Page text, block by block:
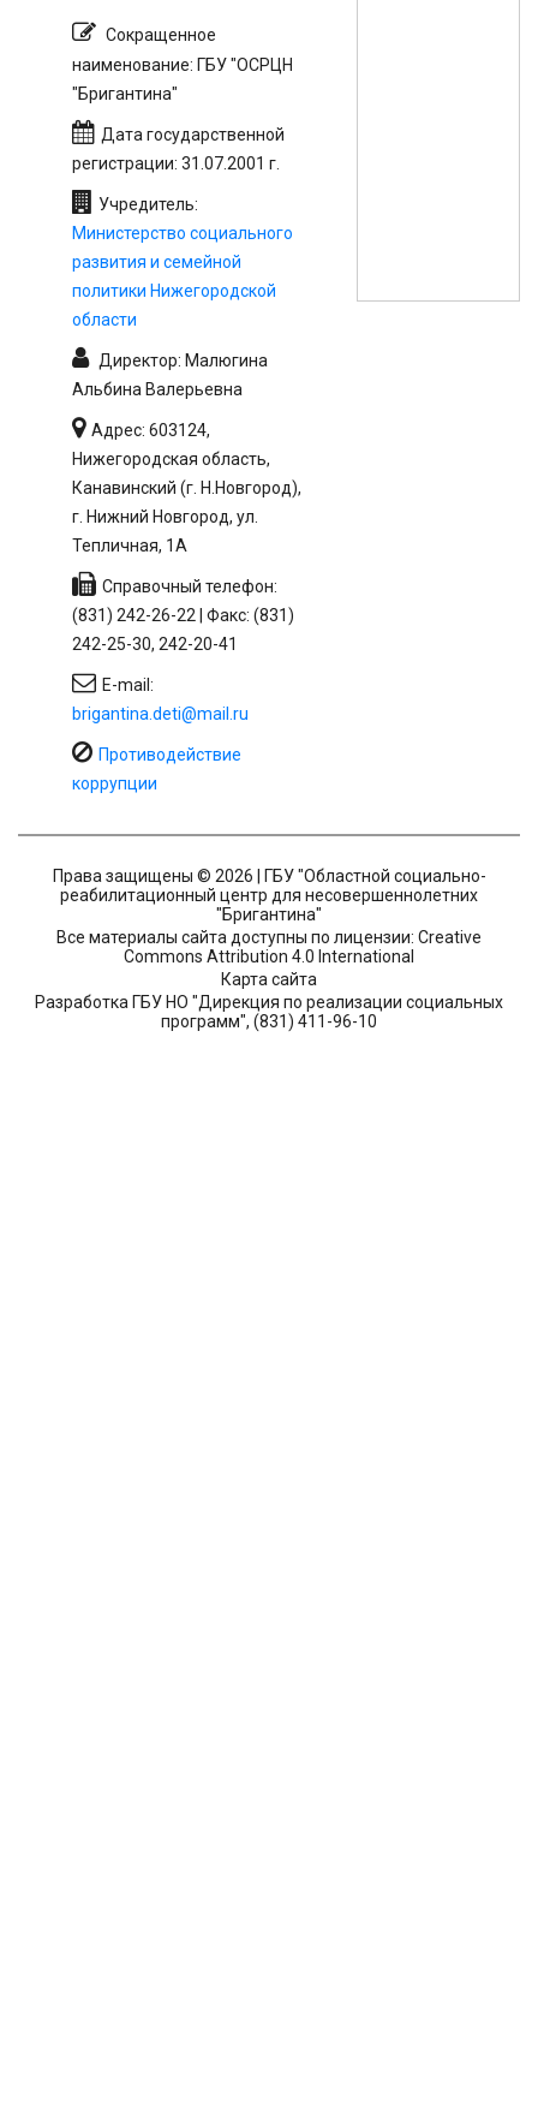
Сокращенное
наименование: ГБУ "ОСРЦН
"Бригантина"
Дата государственной
регистрации: 31.07.2001 г.
Учредитель:
Министерство социального
развития и семейной
политики Нижегородской
области
Директор: Малюгина
Альбина Валерьевна
Адрес: 603124,
Нижегородская область,
Канавинский (г. Н.Новгород),
г. Нижний Новгород, ул.
Тепличная, 1А
Справочный телефон:
(831) 242-26-22 | Факс: (831)
242-25-30, 242-20-41
E-mail:
brigantina.deti@mail.ru
Противодействие
коррупции
Права защищены © 2026 | ГБУ "Областной социально-
реабилитационный центр для несовершеннолетних
"Бригантина"
Все материалы сайта доступны по лицензии: Creative
Commons Attribution 4.0 International
Карта сайта
Разработка ГБУ НО "Дирекция по реализации социальных
программ", (831) 411-96-10